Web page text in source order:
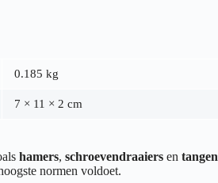
0.185 kg
7 × 11 × 2 cm
hamers, schroevendraaiers en tangen
normen voldoet.